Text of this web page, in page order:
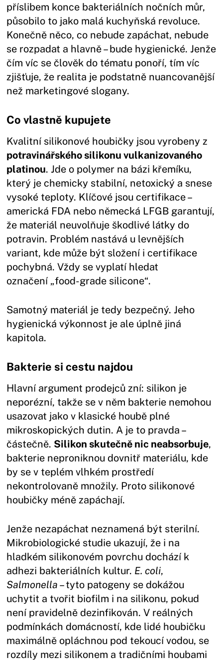
příslibem konce bakteriálních nočních můr,
působilo to jako malá kuchyňská revoluce.
Konečně něco, co nebude zapáchat, nebude
se rozpadat a hlavně – bude hygienické. Jenže
čím víc se člověk do tématu ponoří, tím víc
zjišťuje, že realita je podstatně nuancovanější
než marketingové slogany.
Co vlastně kupujete
Kvalitní silikonové houbičky jsou vyrobeny z
potravinářského silikonu vulkanizovaného
platinou. Jde o polymer na bázi křemíku,
který je chemicky stabilní, netoxický a snese
vysoké teploty. Klíčové jsou certifikace –
americká FDA nebo německá LFGB garantují,
že materiál neuvolňuje škodlivé látky do
potravin. Problém nastává u levnějších
variant, kde může být složení i certifikace
pochybná. Vždy se vyplatí hledat
označení „food-grade silicone“.
Samotný materiál je tedy bezpečný. Jeho
hygienická výkonnost je ale úplně jiná
kapitola.
Bakterie si cestu najdou
Hlavní argument prodejců zní: silikon je
neporézní, takže se v něm bakterie nemohou
usazovat jako v klasické houbě plné
mikroskopických dutin. A je to pravda –
částečně. Silikon skutečně nic neabsorbuje,
bakterie neproniknou dovnitř materiálu, kde
by se v teplém vlhkém prostředí
nekontrolovaně množily. Proto silikonové
houbičky méně zapáchají.
Jenže nezapáchat neznamená být sterilní.
Mikrobiologické studie ukazují, že i na
hladkém silikonovém povrchu dochází k
adhezi bakteriálních kultur. E. coli,
Salmonella – tyto patogeny se dokážou
uchytit a tvořit biofilm i na silikonu, pokud
není pravidelně dezinfikován. V reálných
podmínkách domácností, kde lidé houbičku
maximálně opláchnou pod tekoucí vodou, se
rozdíly mezi silikonem a tradičními houbami